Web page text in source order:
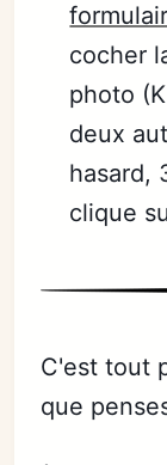
cocher
photo
deux
hasard,
clique
C'est tout
que